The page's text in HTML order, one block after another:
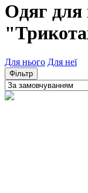
Одяг для
Для нього Для неї
Фільтр